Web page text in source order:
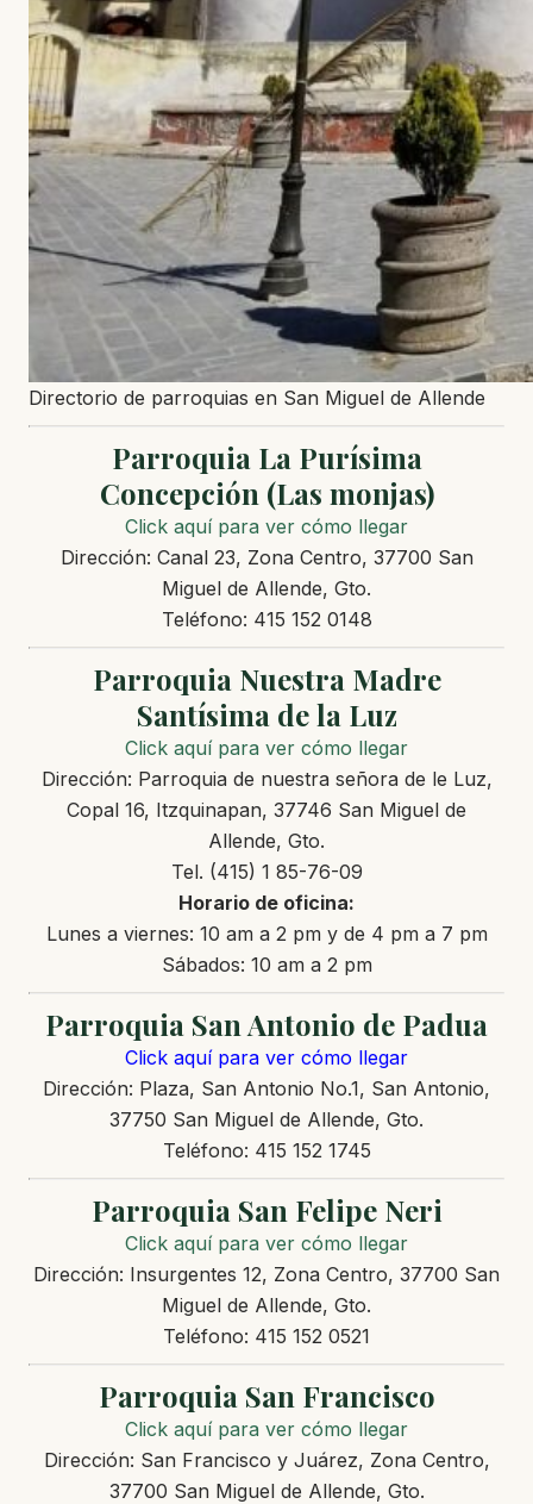
Directorio de parroquias en San Miguel de Allende
Parroquia La Purísima
Concepción (Las monjas)
Click aquí para ver cómo llegar
Dirección: Canal 23, Zona Centro, 37700 San
Miguel de Allende, Gto.
Teléfono: 415 152 0148
Parroquia Nuestra Madre
Santísima de la Luz
Click aquí para ver cómo llegar
Dirección: Parroquia de nuestra señora de le Luz,
Copal 16, Itzquinapan, 37746 San Miguel de
Allende, Gto.
Tel. (415) 1 85-76-09
Horario de oficina:
Lunes a viernes: 10 am a 2 pm y de 4 pm a 7 pm
Sábados: 10 am a 2 pm
Parroquia San Antonio de Padua
Click aquí para ver cómo llegar
Dirección: Plaza, San Antonio No.1, San Antonio,
37750 San Miguel de Allende, Gto.
Teléfono: 415 152 1745
Parroquia San Felipe Neri
Click aquí para ver cómo llegar
Dirección: Insurgentes 12, Zona Centro, 37700 San
Miguel de Allende, Gto.
Teléfono: 415 152 0521
Parroquia San Francisco
Click aquí para ver cómo llegar
Dirección: San Francisco y Juárez, Zona Centro,
37700 San Miguel de Allende, Gto.